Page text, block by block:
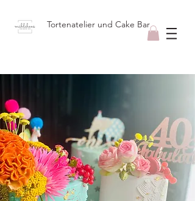
Tortenatelier und Cake Bar